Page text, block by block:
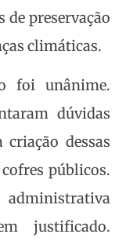
preservação
climáticas.
foi unânime.
dúvidas
dessas
públicos.
administrativa
justificado.